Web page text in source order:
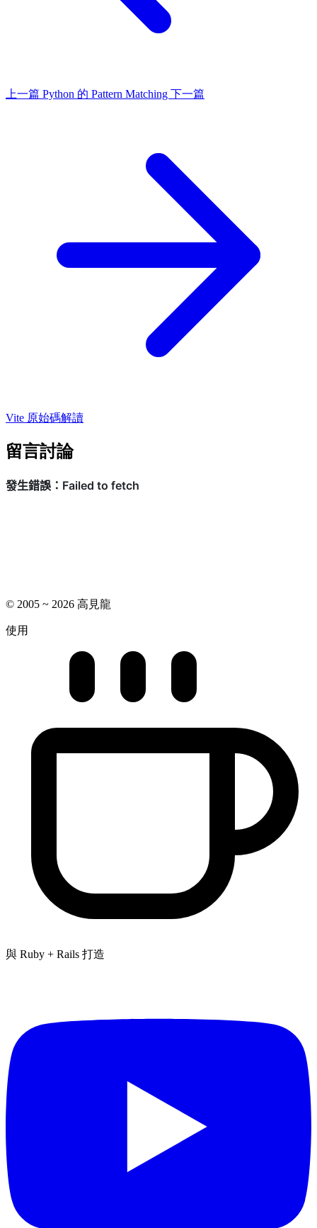
上一篇 Python 的 Pattern Matching 下一篇
Vite 原始碼解讀
留言討論
© 2005 ~ 2026 高見龍
使用
與 Ruby + Rails 打造